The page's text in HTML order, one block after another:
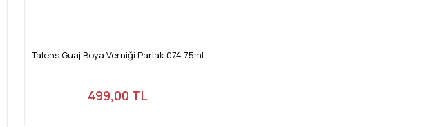
Talens Guaj Boya Verniği Parlak 074 75ml
499,00 TL